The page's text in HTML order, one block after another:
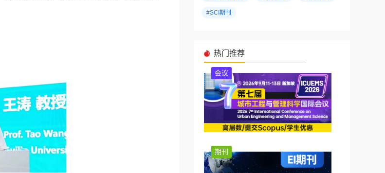
#SCI期刊
热门推荐
会议
期刊